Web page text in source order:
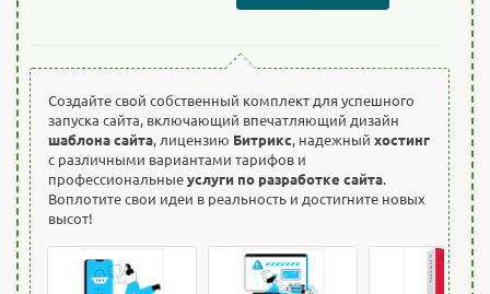
Создайте свой собственный комплект для успешного
запуска сайта, включающий впечатляющий дизайн
шаблона сайта, лицензию Битрикс, надежный хостинг
с различными вариантами тарифов и
профессиональныеуслуги по разработке сайта.
Воплотите свои идеи в реальность и достигните новых
высот!